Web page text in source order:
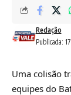
Publicada:
Redação
Uma colisão
equipes do